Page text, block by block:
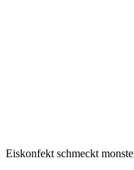
Eiskonfekt schmeckt